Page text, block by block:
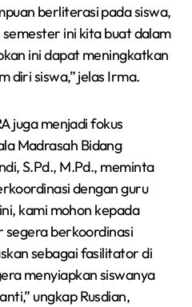
berliterasi pada siswa,
ini kita buat dalam
ini dapat meningkatkan
diri siswa,” jelas Irma.
juga menjadi fokus
Madrasah Bidang
S.Pd., M.Pd., meminta
dengan guru
kami mohon kepada
segera berkoordinasi
sebagai fasilitator di
menyiapkan siswanya
ungkap Rusdian,